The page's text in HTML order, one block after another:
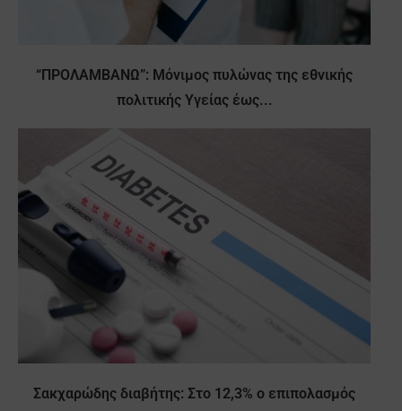
“ΠΡΟΛΑΜΒΑΝΩ”: Μόνιμος πυλώνας της εθνικής
πολιτικής Υγείας έως...
Σακχαρώδης διαβήτης: Στο 12,3% ο επιπολασμός